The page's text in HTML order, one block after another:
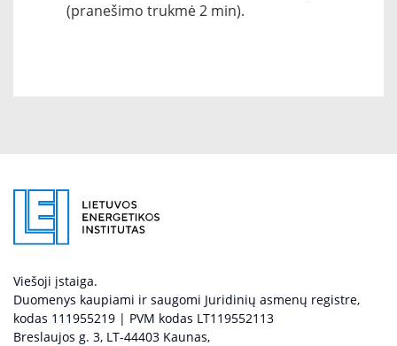
(pranešimo trukmė 2 min).
Viešoji įstaiga.
Duomenys kaupiami ir saugomi Juridinių asmenų registre,
kodas 111955219 | PVM kodas LT119552113
Breslaujos g. 3, LT-44403 Kaunas,